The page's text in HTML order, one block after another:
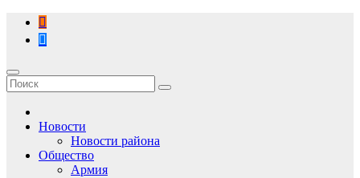
Перейти
содержимому
Новости
Новости района
Общество
Армия